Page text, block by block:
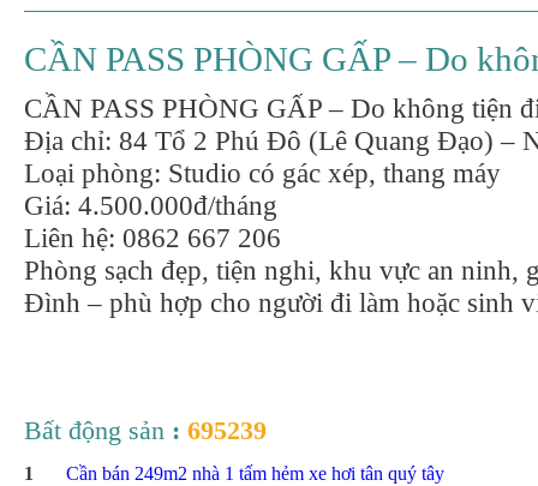
CẦN PASS PHÒNG GẤP – Do
CẦN PASS PHÒNG GẤP – Do không tiện
Địa chỉ: 84 Tổ 2 Phú Đô (Lê Quang Đạo) –
Loại phòng: Studio có gác xép, thang máy
Giá: 4.500.000đ/tháng
Liên hệ: 0862 667 206
Phòng sạch đẹp, tiện nghi, khu vực an ninh,
Đình – phù hợp cho người đi làm hoặc sinh
Bất động sản : 695239
1
Cần bán 249m2 nhà 1 tấm hẻm xe hơi tân quý tây